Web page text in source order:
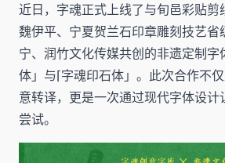
近日，字魂正式上线了与旬邑彩贴剪
魏伊平、宁夏贺兰石印章雕刻技艺省
宁、润竹文化传媒共创的非遗定制
体」与⌈字魂印石体」。此次合作不
意转译，更是一次通过现代字体设计
尝试。